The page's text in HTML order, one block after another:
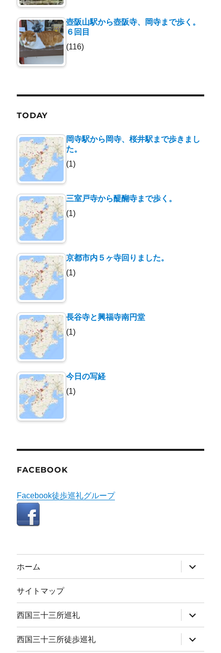
壺阪山駅から壺阪寺、岡寺まで歩く。
６回目
(116)
TODAY
岡寺駅から岡寺、桜井駅まで歩きまし
た。
(1)
三室戸寺から醍醐寺まで歩く。
(1)
京都市内５ヶ寺回りました。
(1)
長谷寺と興福寺南円堂
(1)
今日の写経
(1)
FACEBOOK
Facebook徒歩巡礼グループ
ホーム
ブ
メ
ー
を
展
開
サイトマップ
西国三十三所巡礼
ブ
メ
ニ
ュ
西国三十三所徒歩巡礼
ブ